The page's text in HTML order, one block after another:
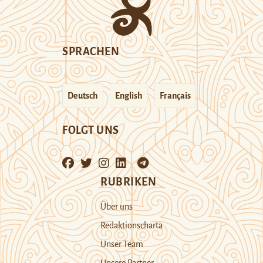
SPRACHEN
Deutsch English Français
FOLGT UNS
RUBRIKEN
Über uns
Redaktionscharta
Unser Team